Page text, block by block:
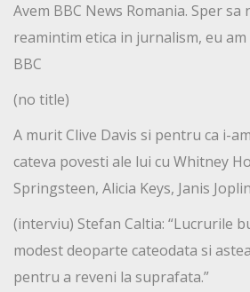
Avem BBC News Romania. Sper sa
reamintim etica in jurnalism, eu
BBC
(no title)
A murit Clive Davis si pentru ca i-
cateva povesti ale lui cu Whitney
Springsteen, Alicia Keys, Janis Joplin
(interviu) Stefan Caltia: “Lucrurile
modest deoparte cateodata si
pentru a reveni la suprafata.”